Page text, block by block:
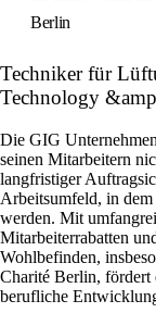
Berlin
Techniker für
Technology
Die GIG
seinen Mitarbeitern
langfristiger
Arbeitsumfeld, in
werden. Mit
Mitarbeiterrabatten
Wohlbefinden,
Charité Berlin, fördert
berufliche